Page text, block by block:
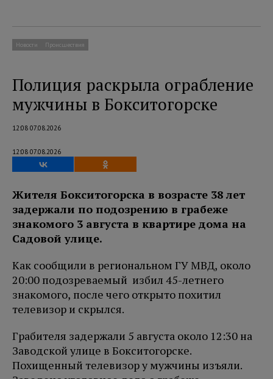
Новости Происшествия
Полиция раскрыла ограбление
мужчины в Бокситогорске
12:08 07.08.2026
12:08 07.08.2026
Жителя Бокситогорска в возрасте 38 лет
задержали по подозрению в грабеже
знакомого 3 августа в квартире дома на
Садовой улице.
Как сообщили в региональном ГУ МВД, около
20:00 подозреваемый избил 45-летнего
знакомого, после чего открыто похитил
телевизор и скрылся.
Грабителя задержали 5 августа около 12:30 на
Заводской улице в Бокситогорске.
Похищенный телевизор у мужчины изъяли.